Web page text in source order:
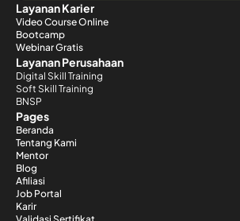
Layanan Karier
Video Course Online
Bootcamp
Webinar Gratis
Layanan Perusahaan
Digital Skill Training
Soft Skill Training
BNSP
Pages
Beranda
Tentang Kami
Mentor
Blog
Afiliasi
Job Portal
Karir